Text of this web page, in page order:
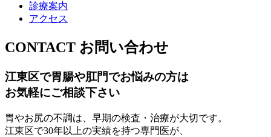
診療案内
アクセス
CONTACT お問い合わせ
江東区で胃腸や肛門でお悩みの方は
お気軽にご相談下さい
胃やお尻の不調は、早期の検査・治療が大切です。
江東区で30年以上の実績を持つ専門医が、